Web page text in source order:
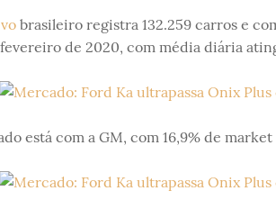
brasileiro registra 132.259 carros e
de 2020, com média diária
está com a GM, com 16,9% de market